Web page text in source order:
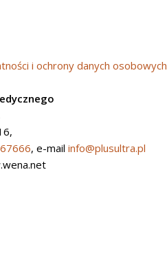
i ochrony danych osobowych
, e-mailinfo@plusultra.pl